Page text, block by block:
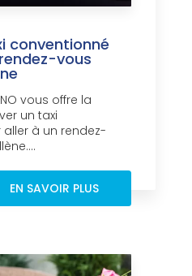
conventionné
vous
vous offre la
un taxi
à un rendez-
EN SAVOIR PLUS